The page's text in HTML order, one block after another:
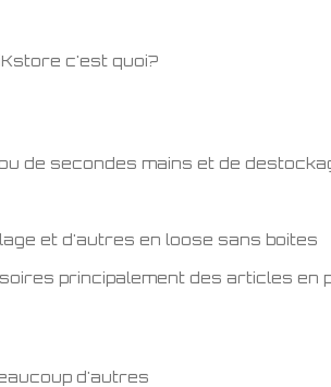
c'est quoi?
de secondes mains et de
et d'autres en loose sans boites
principalement des articles en
d'autres